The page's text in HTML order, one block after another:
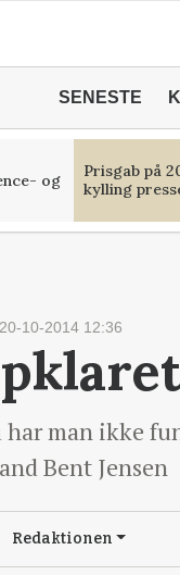
SENESTE
og
Prisgab på
kylling
20-10-2014 12:36
har man ikke
Bent Jensen
Redaktionen